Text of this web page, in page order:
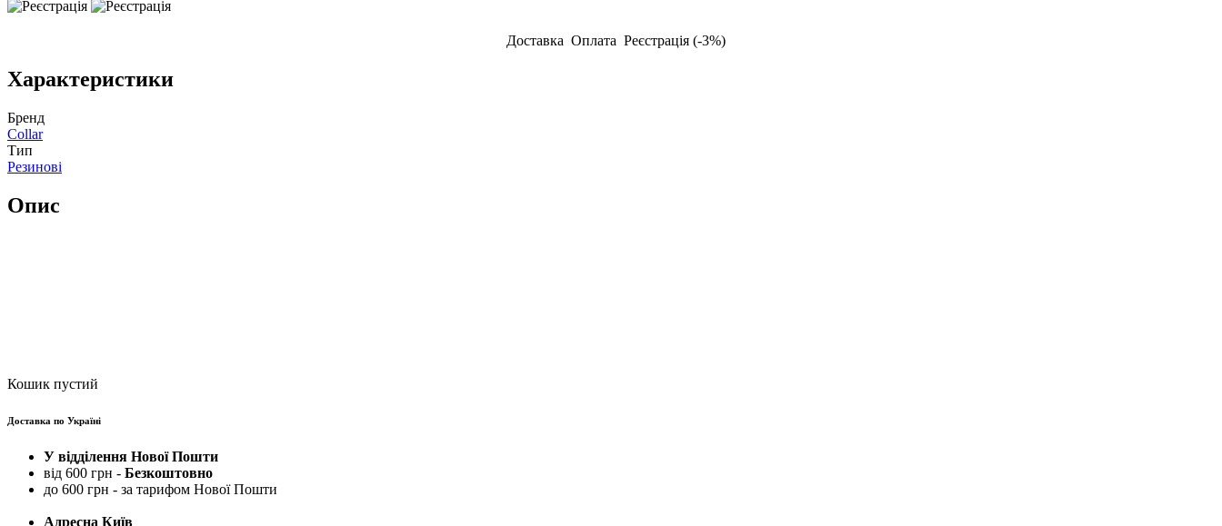
Доставка Оплата Реєстрація (-3%)
Характеристики
Бренд
Collar
Тип
Резинові
Опис
Кошик пустий
Доставка по Україні
У відділення Нової Пошти
від 600 грн - Безкоштовно
до 600 грн - за тарифом Нової Пошти
Адресна Київ